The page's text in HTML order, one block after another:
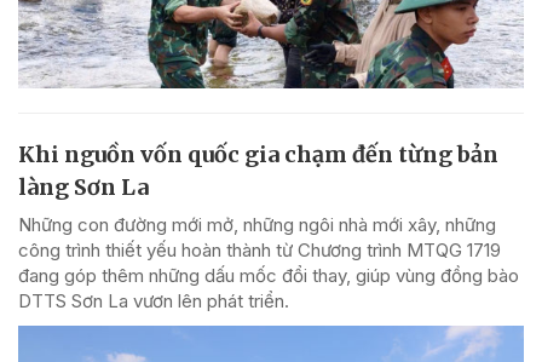
Khi nguồn vốn quốc gia chạm đến từng bản
làng Sơn La
Những con đường mới mở, những ngôi nhà mới xây, những
công trình thiết yếu hoàn thành từ Chương trình MTQG 1719
đang góp thêm những dấu mốc đổi thay, giúp vùng đồng bào
DTTS Sơn La vươn lên phát triển.